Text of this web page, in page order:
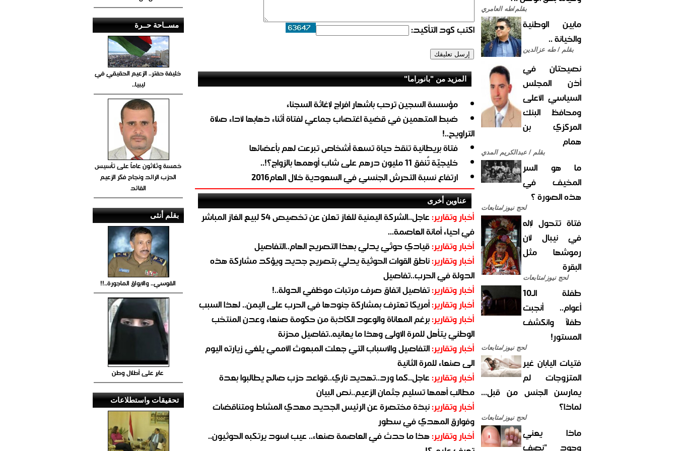
بقلم/طه العامري
مابين الوطنية
والخيانة ..
بقلم / طه عزالدين
نصيحتان في
أذن المجلس
السياسي الأعلى
ومحافظ البنك
المركزي بن
همام
بقلم / عبدالكريم المدي
ما هو السر
المخيف في
هذه الصورة ؟
لحج نيوز/متابعات
فتاة تتحول لإله
في نيبال لأن
رموشها مثل
البقرة
لحج نيوز/متابعات
طفلة الـ10
أعوام.. أنجبت
طفلاً وانكشف
المستور!
لحج نيوز/متابعات
فتيات اليابان غير
المتزوجات لم
يمارسن الجنس من قبل...
لماذا؟
لحج نيوز/متابعات
ماذا يعني
وجود "نصف
اكتب كود التأكيد:
المزيد من "بانوراما"
مؤسسة السجين ترحب باشهار افراج لإغاثة السجناء
ضبط المتهمين في قضية اغتصاب جماعي لفتاة أثناء ذهابها لأداء صلاة
التراويح..!
فتاة بريطانية تنقذ حياة تسعة أشخاص تبرعت لهم بأعضائها
خليجيّة تُنفق 11 مليون درهم على شاب أوهمها بالزواج؟!..
ارتفاع نسبة التحرش الجنسي في السعودية خلال العام2016
عناوين أخرى
أخبار وتقارير:
عاجل..الشركة اليمنية للغاز تعلن عن تخصيص 54 لبيع الغاز المباشر
في احياء أمانة العاصمة...
أخبار وتقارير:قيادي حوثي يدلي بهذا التصريح الهام..التفاصيل
أخبار وتقارير:ناطق القوات الحوثية يدلي بتصريح جديد ويؤكد مشاركة هذه
الدولة في الحرب..تفاصيل
أخبار وتقارير:تفاصيل اتفاق صرف مرتبات موظفي الدولة..!
أخبار وتقارير:أمريكا تعترف بمشاركة جنودها في الحرب على اليمن.. لهذا السبب
أخبار وتقارير:برغم المعاناة والوعود الكاذبة من حكومة صنعاء وعدن المنتخب
الوطني يتأهل للمرة الاولى وهذا ما يعانيه..تفاصيل محزنة
أخبار وتقارير:التفاصيل والاسباب التي جعلت المبعوث الأممي يلغي زيارته اليوم
الى صنعاء للمرة الثانية
أخبار وتقارير:عاجل..كما ورد..تهديد ناري..قواعد حزب صالح يطالبوا بعدة
مطالب أهمها تسليم جثمان الزعيم..نص البيان
أخبار وتقارير:نبذة مختصرة عن الرئيس الجديد مهدي المشاط ومتناقضات
وفوارق المهدي في سطور
أخبار وتقارير:هذا ما حدث في العاصمة صنعاء.. عيب اسود يرتكبه الحوثيون..
مســاحة حــرة
خليفة حفتر.. الزعيم الحقيقي في
ليبيا..
خمسة وثلاثون عاماً على تأسيس
الحزب الرائد ونجاح فكر الزعيم
القائد
بقلم أنثى
القوسي.. والابواق الماجورة..!!
عابر على أطلال وطن
تحقيقات واستطلاعات